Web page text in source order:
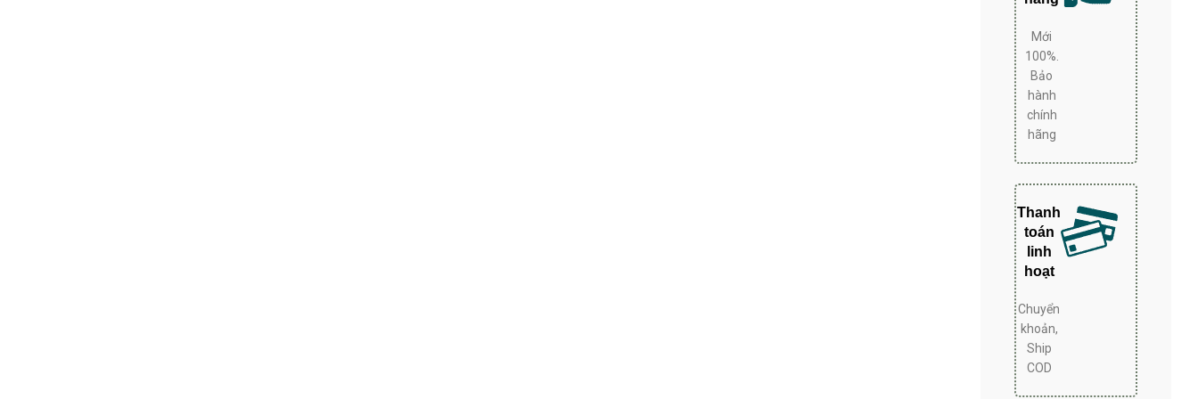
chiếu sáng dọc bên hông tủ. – Sử dụng công nghệ đèn
led tiết kiệm điện. – Sử dụng gas R600a thân thiện với
Mới
100%.
Bảo
hành
chính
hãng
Thanh
toán
linh
hoạt
Chuyển
khoản,
Ship
COD